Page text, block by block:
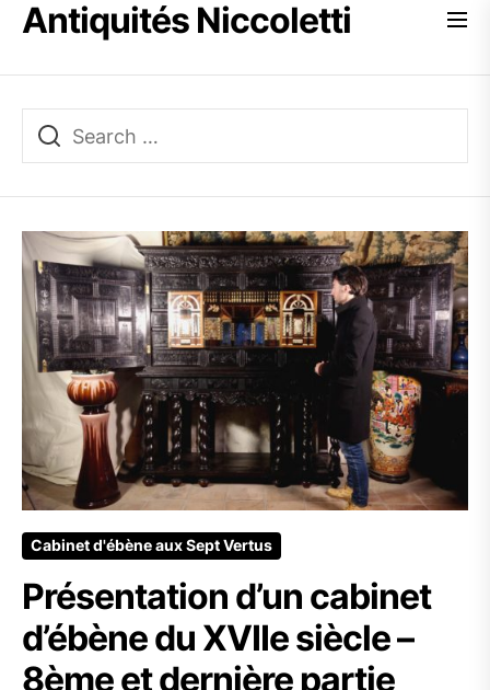
SkipAntiquités Niccoletti
Cabinet d'ébène aux Sept Vertus
Présentation d’un cabinet
d’ébène du XVIIe siècle –
8ème et dernière partie